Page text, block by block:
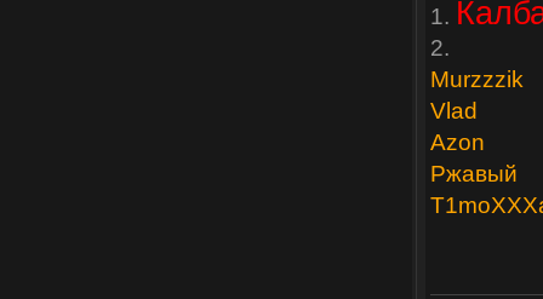
1.
2.
Murzzzik
Vlad
Azon
Ржавый